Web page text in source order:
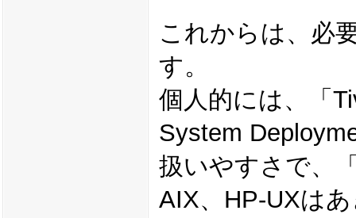
これからは、必
す。
個人的には、「
System
扱いやすさで、
AIX、HP-UXは